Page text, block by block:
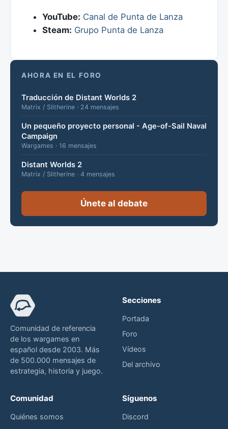
YouTube: Canal de Punta de Lanza
Steam: Grupo Punta de Lanza
AHORA EN EL FORO
Traducción de Distant Worlds 2
Matrix / Slitherine · 24 mensajes
Un pequeño proyecto personal - Age-of-Sail Naval
Campaign
Wargames · 16 mensajes
Distant Worlds 2
Matrix / Slitherine · 4 mensajes
Únete al debate
Comunidad de referencia
de los wargames en
español desde 2003. Más
de 500.000 mensajes de
estrategia, historia y juego.
Secciones
Portada
Foro
Vídeos
Del archivo
Comunidad
Quiénes somos
Síguenos
Discord